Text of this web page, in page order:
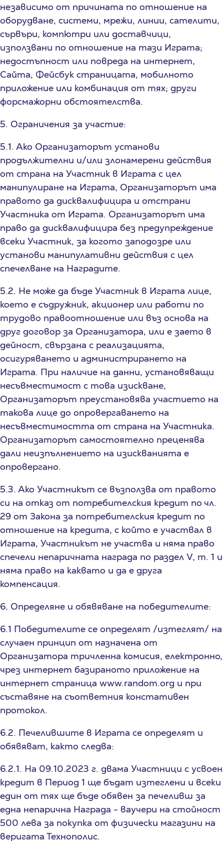
независимо от причината по отношение на
оборудване, системи, мрежи, линии, сателити,
сървъри, компютри или доставчици,
използвани по отношение на тази Играта;
недостъпност или повреда на интернет,
Сайта, Фейсбук страницата, мобилното
приложение или комбинация от тях; други
форсмажорни обстоятелства.
5. Ограничения за участие:
5.1. Ако Организаторът установи
продължителни и/или злонамерени действия
от страна на Участник в Играта с цел
манипулиране на Играта, Организаторът има
правото да дисквалифицира и отстрани
Участника от Играта. Организаторът има
право да дисквалифицира без предупреждение
всеки Участник, за когото заподозре или
установи манипулативни действия с цел
спечелване на Наградите.
5.2. Не може да бъде Участник в Играта лице,
което е съдружник, акционер или работи по
трудово правоотношение или въз основа на
друг договор за Организатора, или е заето в
дейност, свързана с реализацията,
осигуряването и администрирането на
Играта. При наличие на данни, установяващи
несъвместимост с това изискване,
Организаторът преустановява участието на
такова лице до опровергаването на
несъвместимостта от страна на Участника.
Организаторът самостоятелно преценява
дали неизпълнението на изискванията е
опровергано.
5.3. Ако Участникът се възползва от правото
си на отказ от потребителския кредит по чл.
29 от Закона за потребителския кредит по
отношение на кредита, с който е участвал в
Играта, Участникът не участва и няма право
спечели непаричната награда по раздел V, т. 1 и
няма право на каквато и да е друга
компенсация.
6. Определяне и обявяване на победителите:
6.1 Победителите се определят /изтеглят/ на
случаен принцип от назначена от
Организатора тричленна комисия, електронно,
чрез интернет базираното приложение на
интернет страница www.random.org и при
съставяне на съответния констативен
протокол.
6.2. Печелившите в Играта се определят и
обявяват, както следва:
6.2.1. На 09.10.2023 г. двама Участници с усвоен
кредит в Период 1 ще бъдат изтеглени и всеки
един от тях ще бъде обявен за печеливш за
една непарична Награда - ваучери на стойност
500 лева за покупка от физически магазини на
веригата Технополис.